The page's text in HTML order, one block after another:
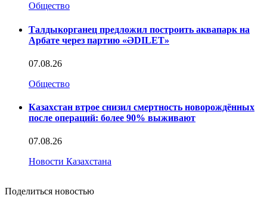
Общество
Талдыкорганец предложил построить аквапарк на
Арбате через партию «ӘDILET»
07.08.26
Общество
Казахстан втрое снизил смертность новорождённых
после операций: более 90% выживают
07.08.26
Новости Казахстана
Поделиться новостью